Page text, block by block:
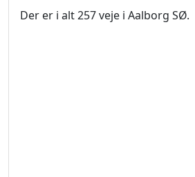
Der er i alt 257 veje i Aalborg SØ.